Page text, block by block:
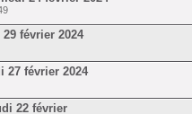
février 2024
27 février 2024
22 février